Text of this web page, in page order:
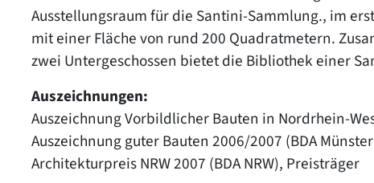
Ausstellungsraum für die Santini-Sammlung., im
mit einer Fläche von rund 200 Quadratmetern.
zwei Untergeschossen bietet die Bibliothek einer
Auszeichnungen:
Auszeichnung Vorbildlicher Bauten in Nordrhein-
Auszeichnung guter Bauten 2006/2007 (BDA
Architekturpreis NRW 2007 (BDA NRW), Preisträger